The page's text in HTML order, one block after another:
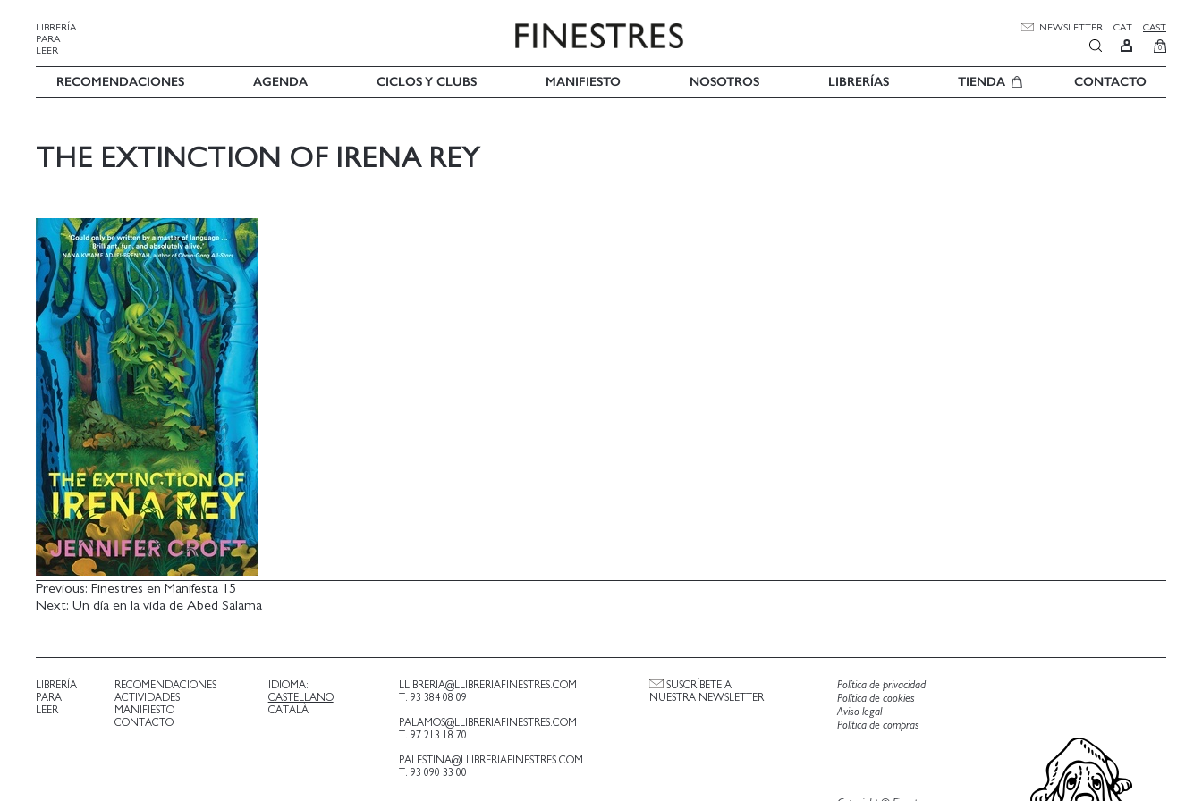
LIBRERÍA
PARA
LEER
NEWSLETTER CAT CAST
0
RECOMENDACIONES AGENDA CICLOS Y CLUBS MANIFIESTO NOSOTROS LIBRERÍAS TIENDA CONTACTO
THE EXTINCTION OF IRENA REY
NAVEGACIÓN
DE
Previous: Finestres en Manifesta 15
Next: Un día en la vida de Abed Salama
LIBRERÍA
PARA
LEER
RECOMENDACIONES
ACTIVIDADES
MANIFIESTO
CONTACTO
IDIOMA:
CASTELLANO
CATALÀ
LLIBRERIA@LLIBRERIAFINESTRES.COM
T. 93 384 08 09
PALAMOS@LLIBRERIAFINESTRES.COM
T. 97 213 18 70
PALESTINA@LLIBRERIAFINESTRES.COM
T. 93 090 33 00
SUSCRÍBETE A
NUESTRA NEWSLETTER
Política de privacidad
Política de cookies
Aviso legal
Política de compras